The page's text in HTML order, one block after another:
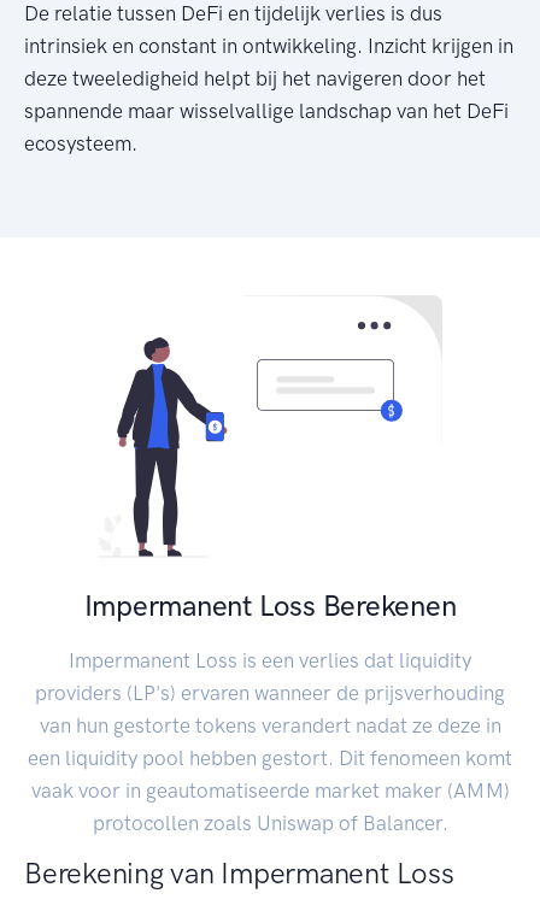
De relatie tussen DeFi en tijdelijk verlies is dus
intrinsiek en constant in ontwikkeling. Inzicht krijgen in
deze tweeledigheid helpt bij het navigeren door het
spannende maar wisselvallige landschap van het DeFi
ecosysteem.
Impermanent Loss Berekenen
Impermanent Loss is een verlies dat liquidity
providers (LP's) ervaren wanneer de prijsverhouding
van hun gestorte tokens verandert nadat ze deze in
een liquidity pool hebben gestort. Dit fenomeen komt
vaak voor in geautomatiseerde market maker (AMM)
protocollen zoals Uniswap of Balancer.
Berekening van Impermanent Loss